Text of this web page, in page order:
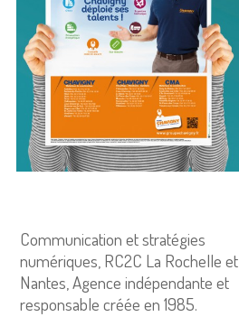
Communication et stratégies
numériques, RC2C La Rochelle et
Nantes, Agence indépendante et
responsable créée en 1985.